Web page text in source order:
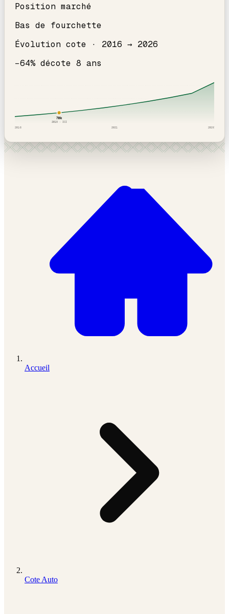
Position marché
Bas de fourchette
Évolution cote · 2016 → 2026
−64% décote 8 ans
70 k
2018· ICI
2016 2021 2026
Accueil
Cote Auto